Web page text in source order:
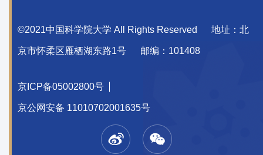
©2021中国科学院大学 All Rights Reserved 地址：北
京市怀柔区雁栖湖东路1号 邮编：101408
京ICP备05002800号
京公网安备 11010702001635号